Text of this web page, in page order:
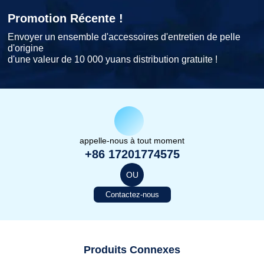
Promotion Récente !
Envoyer un ensemble d'accessoires d'entretien de pelle
d'origine
d'une valeur de 10 000 yuans distribution gratuite !
appelle-nous à tout moment
+86 17201774575
OU
Contactez-nous
Produits Connexes